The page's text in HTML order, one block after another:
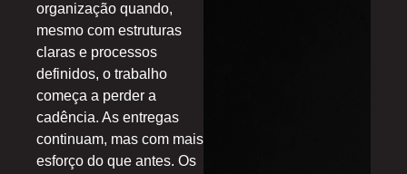
organização quando,
mesmo com estruturas
claras e processos
definidos, o trabalho
começa a perder a
cadência. As entregas
continuam, mas com mais
esforço do que antes. Os